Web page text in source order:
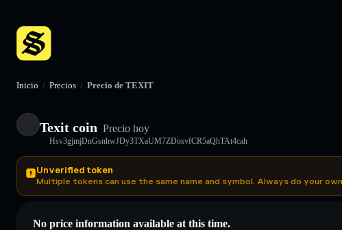
Inicio / Precios / Precio de TEXIT
Texit coin Precio hoy
Hsv3gjmjDnGsnhwJDy3TXaUM7ZDosvfCR5aQhTAt4cah
Unverified token
Multiple tokens can use the same name and symbol. Always do your
No price information available at this time.